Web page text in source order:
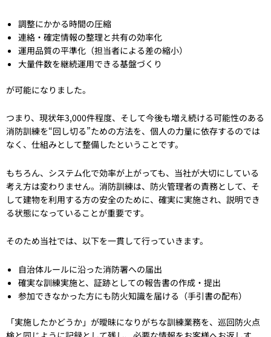
調整にかかる時間の圧縮
連絡・確定情報の整理と共有の効率化
運用品質の平準化（担当者による差の縮小）
大量件数を継続運用できる基盤づくり
が可能になりました。
つまり、現状年3,000件程度、そして今後も増え続ける可能性のある
消防訓練を“回し切る”ための方法を、個人の力量に依存するのでは
なく、仕組みとして整備したということです。
もちろん、システム化で効率が上がっても、当社が大切にしている
考え方は変わりません。消防訓練は、防火管理者の責務として、そ
して建物を利用する方の安全のために、確実に実施され、説明でき
る状態になっていることが重要です。
そのため当社では、以下を一貫して行っていきます。
自治体ルールに沿った消防署への届出
確実な訓練実施と、証跡としての報告書の作成・提出
参加できなかった方にも防火知識を届ける（手引書の配布）
「実施したかどうか」が曖昧になりがちな訓練業務を、巡回防火点